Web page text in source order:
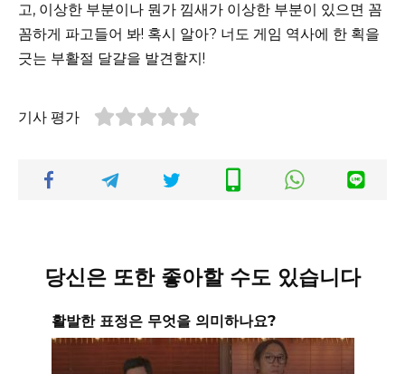
고, 이상한 부분이나 뭔가 낌새가 이상한 부분이 있으면 꼼
꼼하게 파고들어 봐! 혹시 알아? 너도 게임 역사에 한 획을
긋는 부활절 달걀을 발견할지!
기사 평가
당신은 또한 좋아할 수도 있습니다
활발한 표정은 무엇을 의미하나요?